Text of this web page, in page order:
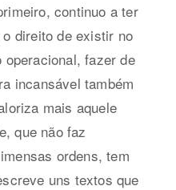
continuo a ter
direito de existir no
operacional, fazer de
incansável também
mais aquele
que não faz
ordens, tem
uns textos que